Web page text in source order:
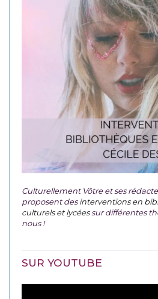
Culturellement Vôtre et ses
proposent desinterventions en
culturels et lycéessur différentes
nous !
SUR YOUTUBE